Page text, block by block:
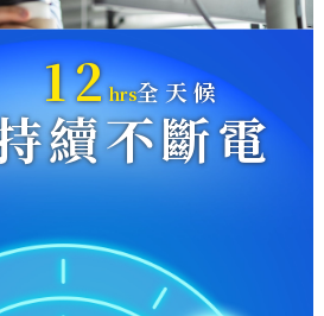
12hrs全天候
續不斷電